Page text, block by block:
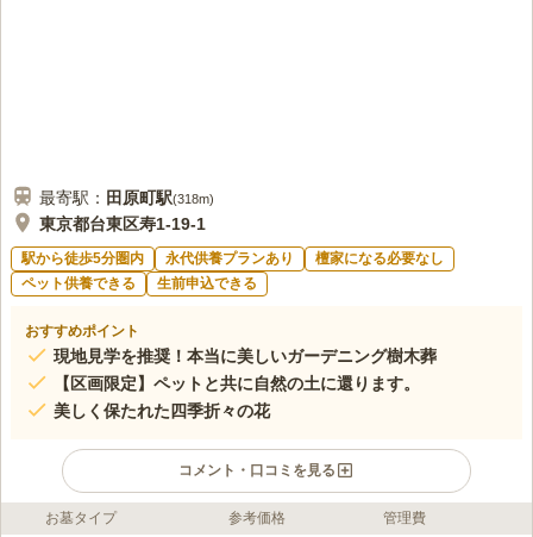
最寄駅： 田原町駅(318m)
東京都台東区寿1-19-1
駅から徒歩5分圏内 永代供養プランあり
檀家になる必要なし
ペット供養できる
生前申込できる
おすすめポイント
現地見学を推奨！本当に美しいガーデニング樹木葬
【区画限定】ペットと共に自然の土に還ります。
美しく保たれた四季折々の花
コメント・口コミを見る
ライフドット編集部のコメント
お墓タイプ 参考価格 管理費